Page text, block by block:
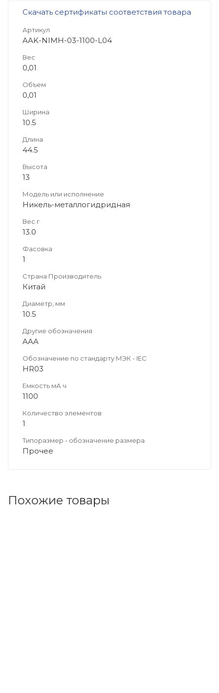
Скачать сертификаты соответствия товара
Артикул
AAK-NIMH-03-1100-L04
Вес
0,01
Объем
0,01
Ширина
10.5
Длина
44.5
Высота
13
Модель или исполнение
Никель-металлогидридная
Вес г
13.0
Фасовка
1
Страна Производитель
Китай
Диаметр, мм
10.5
Другие обозначения
AAA
Обозначение по стандарту МЭК - IEC
HR03
Емкость мА ч
1100
Количество элементов
1
Типоразмер - обозначение размера
Прочее
Похожие товары